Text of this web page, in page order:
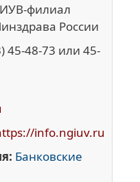
филиал
России
45-48-73 или 45-
info.ngiuv.ru
Банковские